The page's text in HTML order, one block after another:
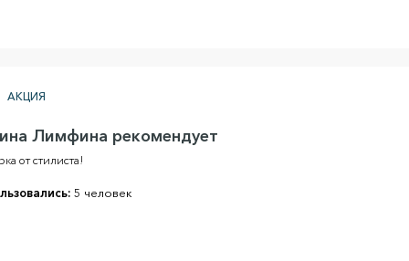
АКЦИЯ
Лимфина рекомендует
от стилиста!
5 человек